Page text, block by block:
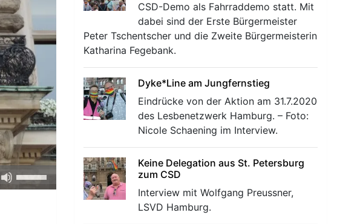
Hoch/Runter
CSD-Demo als Fahrraddemo statt. Mit
dabei sind der Erste Bürgermeister
Peter Tschentscher und die Zweite Bürgermeisterin
Katharina Fegebank.
Dyke*Line am Jungfernstieg
Eindrücke von der Aktion am 31.7.2020
des Lesbenetzwerk Hamburg. – Foto:
Nicole Schaening im Interview.
Keine Delegation aus St. Petersburg
zum CSD
Interview mit Wolfgang Preussner,
LSVD Hamburg.